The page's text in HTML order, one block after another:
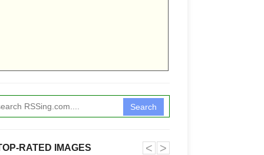
Search
RATED IMAGES ˂ ˃